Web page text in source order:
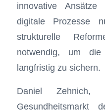
innovative
digitale Prozesse
strukturelle
notwendig, um die
langfristig zu sichern.
Daniel Zehnich,
Gesundheitsmarkt